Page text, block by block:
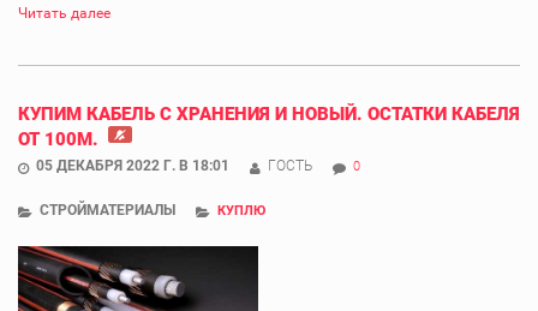
Читать далее
КУПИМ КАБЕЛЬ С ХРАНЕНИЯ И НОВЫЙ. ОСТАТКИ КАБЕЛЯ
ОТ 100М.
05 ДЕКАБРЯ 2022 Г. В 18:01 ГОСТЬ 0
СТРОЙМАТЕРИАЛЫ КУПЛЮ